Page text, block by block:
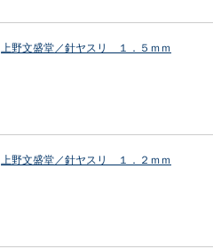
上野文盛堂／針ヤスリ １．５ｍｍ
上野文盛堂／針ヤスリ １．２ｍｍ